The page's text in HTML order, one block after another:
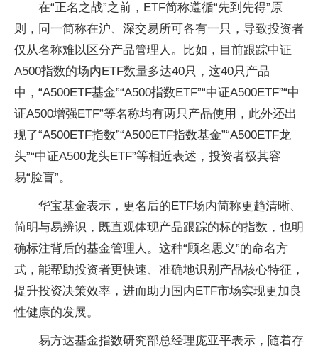
在“正名之战”之前，ETF简称遵循“先到先得”原
则，同一简称在沪、深交易所可各有一只，导致投资者
仅从名称难以区分产品管理人。比如，目前跟踪中证
A500指数的场内ETF数量多达40只，这40只产品
中，“A500ETF基金”“A500指数ETF”“中证A500ETF”“中
证A500增强ETF”等名称均有两只产品使用，此外还出
现了“A500ETF指数”“A500ETF指数基金”“A500ETF龙
头”“中证A500龙头ETF”等相近表述，投资者极其容
易“脸盲”。
华宝基金表示，更名后的ETF场内简称更趋清晰、
简明与易辨识，既直观体现产品跟踪的标的指数，也明
确标注背后的基金管理人。这种“顾名思义”的命名方
式，能帮助投资者更快速、准确地识别产品核心特征，
提升投资决策效率，进而助力国内ETF市场实现更加良
性健康的发展。
易方达基金指数研究部总经理庞亚平表示，随着存